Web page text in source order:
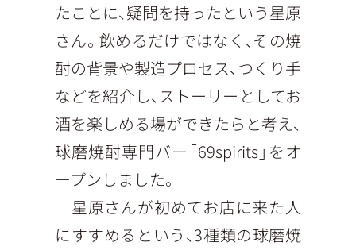
たことに、疑問を持ったという星原
さん。飲めるだけではなく、その焼
酎の背景や製造プロセス、つくり手
などを紹介し、ストーリーとしてお
酒を楽しめる場ができたらと考え、
球磨焼酎専門バー「69spirits」をオ
ープンしました。
星原さんが初めてお店に来た人
にすすめるという、3種類の球磨焼